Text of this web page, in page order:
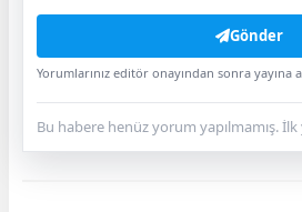
Gönder
Yorumlarınız editör onayından sonra yayına
Bu habere henüz yorum yapılmamış.